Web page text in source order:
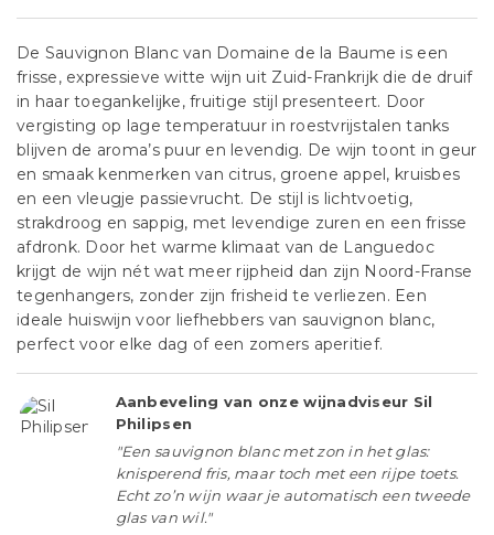
De Sauvignon Blanc van Domaine de la Baume is een
frisse, expressieve witte wijn uit Zuid-Frankrijk die de druif
in haar toegankelijke, fruitige stijl presenteert. Door
vergisting op lage temperatuur in roestvrijstalen tanks
blijven de aroma’s puur en levendig. De wijn toont in geur
en smaak kenmerken van citrus, groene appel, kruisbes
en een vleugje passievrucht. De stijl is lichtvoetig,
strakdroog en sappig, met levendige zuren en een frisse
afdronk. Door het warme klimaat van de Languedoc
krijgt de wijn nét wat meer rijpheid dan zijn Noord-Franse
tegenhangers, zonder zijn frisheid te verliezen. Een
ideale huiswijn voor liefhebbers van sauvignon blanc,
perfect voor elke dag of een zomers aperitief.
Aanbeveling van onze wijnadviseur Sil
Philipsen
"Een sauvignon blanc met zon in het glas:
knisperend fris, maar toch met een rijpe toets.
Echt zo’n wijn waar je automatisch een tweede
glas van wil."